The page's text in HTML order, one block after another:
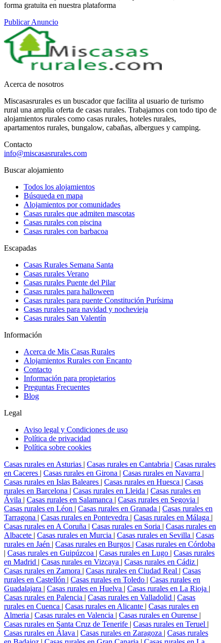
forma gratuita en nuestra plataforma
Publicar Anuncio
Acerca de nosotros
Miscasasrurales es un buscador que facilita al usuario de turismo
rural una amplia oferta de casas rurales. Trabajamos con todo tipo de
alojamientos rurales como casas rurales, hoteles rurales,
apartamentos rurales, bungalow, cabañas, albergues y camping.
Contacto
info@miscasasrurales.com
Buscar alojamiento
Todos los alojamientos
Búsqueda en mapa
Alojamientos por comunidades
Casas rurales que admiten mascotas
Casas rurales con piscina
Casas rurales con barbacoa
Escapadas
Casas Rurales Semana Santa
Casas rurales Verano
Casas rurales Puente del Pilar
Casas rurales para halloween
Casas rurales para puente Constitución Purísima
Casas rurales para navidad y nochevieja
Casas rurales San Valentín
Información
Acerca de Mis Casas Rurales
Alojamientos Rurales con Encanto
Contacto
Información para propietarios
Preguntas Frecuentes
Blog
Legal
Aviso legal y Condiciones de uso
Política de privacidad
Política sobre cookies
Casas rurales en Asturias | Casas rurales en Cantabria | Casas rurales
en Caceres | Casas rurales en Girona | Casas rurales en Navarra |
Casas rurales en Islas Baleares | Casas rurales en Huesca | Casas
rurales en Barcelona | Casas rurales en Lleida | Casas rurales en
Ávila | Casas rurales en Salamanca | Casas rurales en Segovia |
Casas rurales en Léon | Casas rurales en Granada | Casas rurales en
Tarragona | Casas rurales en Pontevedra | Casas rurales en Málaga |
Casas rurales en A Coruña | Casas rurales en Soria | Casas rurales en
Albacete | Casas rurales en Murcia | Casas rurales en Sevilla | Casas
rurales en Jaén | Casas rurales en Burgos | Casas rurales en Córdoba
| Casas rurales en Guipúzcoa | Casas rurales en Lugo | Casas rurales
en Madrid | Casas rurales en Vizcaya | Casas rurales en Cádiz |
Casas rurales en Zamora | Casas rurales en Ciudad Real | Casas
rurales en Castellón | Casas rurales en Toledo | Casas rurales en
Guadalajara | Casas rurales en Huelva | Casas rurales en La Rioja |
Casas rurales en Palencia | Casas rurales en Valladolid | Casas
rurales en Cuenca | Casas rurales en Alicante | Casas rurales en
Almeria | Casas rurales en Valencia | Casas rurales en Ourense |
Casas rurales en Santa Cruz de Tenerife | Casas rurales en Teruel |
Casas rurales en Álava | Casas rurales en Zaragoza | Casas rurales